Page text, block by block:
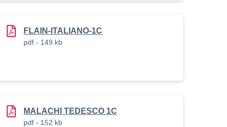
FLAIN-ITALIANO-1C
pdf - 149 kb
MALACHI TEDESCO 1C
pdf - 152 kb